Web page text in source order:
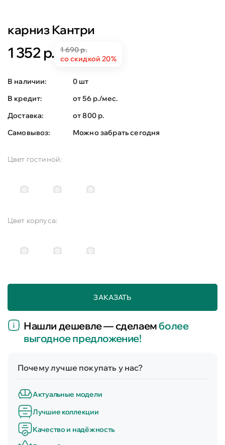
карниз Кантри
1 352 р.
1 690 р.
со скидкой 20%
В наличии:
0 шт
В кредит:
от 56 р./мес.
Доставка:
от 800 р.
Самовывоз:
Можно забрать сегодня
Цвет гостиной:
Цвет корпуса:
ЗАКАЗАТЬ
Нашли дешевле — сделаемболее
выгодное предложение!
Почему лучше покупать у нас?
Актуальные модели
Лучшие коллекции
Качество и надёжность